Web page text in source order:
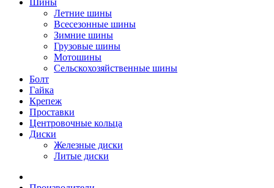
Шины
Летние шины
Всесезонные шины
Зимние шины
Грузовые шины
Мотошины
Сельскохозяйственные шины
Болт
Гайка
Крепеж
Проставки
Центровочные кольца
Диски
Железные диски
Литые диски